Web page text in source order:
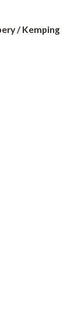
/ Kemping